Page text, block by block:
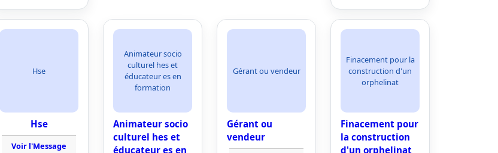
Hse
Hse
Voir l'Message
Animateur socio
culturel hes et
éducateur es en
formation
Animateur socio
culturel hes et
éducateur es en
Gérant ou vendeur
Gérant ou
vendeur
Finacement pour la
construction d'un
orphelinat
Finacement pour
la construction
d'un orphelinat